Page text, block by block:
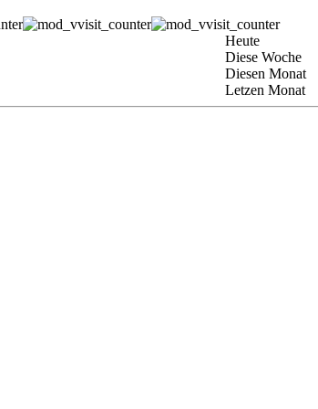
Heute
Diese Woche
Diesen Monat
Letzen Monat